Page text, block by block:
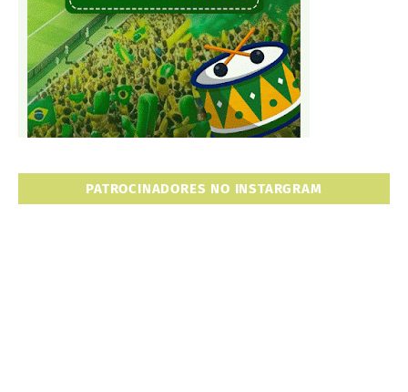
PATROCINADORES NO INSTARGRAM